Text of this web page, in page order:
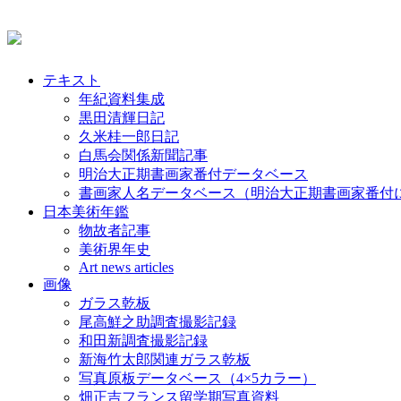
テキスト
年紀資料集成
黒田清輝日記
久米桂一郎日記
白馬会関係新聞記事
明治大正期書画家番付データベース
書画家人名データベース（明治大正期書画家番付
日本美術年鑑
物故者記事
美術界年史
Art news articles
画像
ガラス乾板
尾高鮮之助調査撮影記録
和田新調査撮影記録
新海竹太郎関連ガラス乾板
写真原板データベース（4×5カラー）
畑正吉フランス留学期写真資料